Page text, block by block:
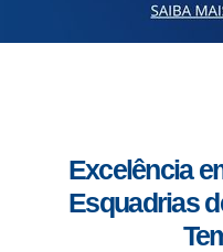
Excelência
Esquadrias